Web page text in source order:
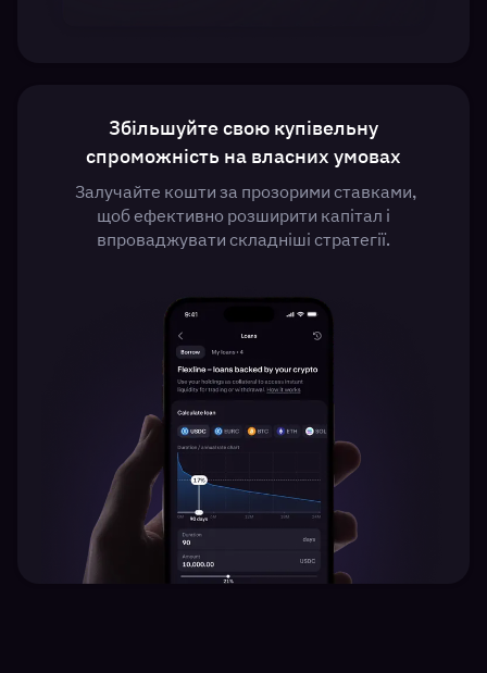
Збільшуйте свою купівельну
спроможність на власних умовах
Залучайте кошти за прозорими ставками,
щоб ефективно розширити капітал і
впроваджувати складніші стратегії.